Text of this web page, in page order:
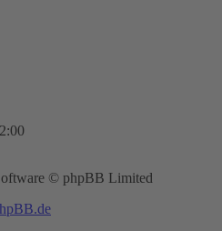
© phpBB Limited